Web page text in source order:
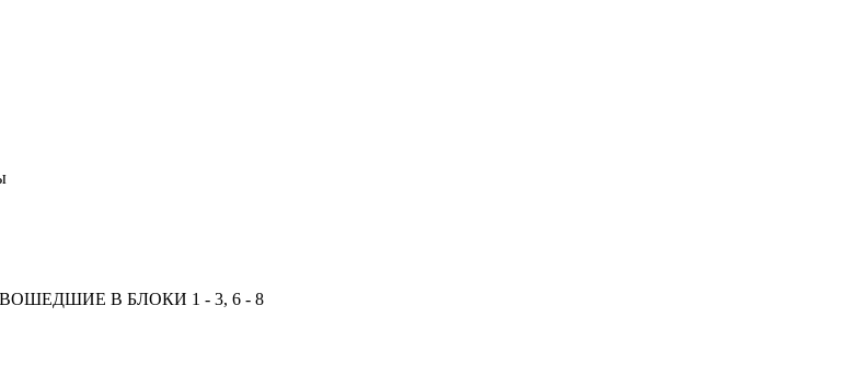
В БЛОКИ 1 - 3, 6 - 8